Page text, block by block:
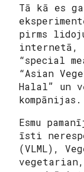
Tā kā es
pirms
internetā,
“special
“Asian
Halal” un
kompānijas.
Esmu
īsti
(VLML),